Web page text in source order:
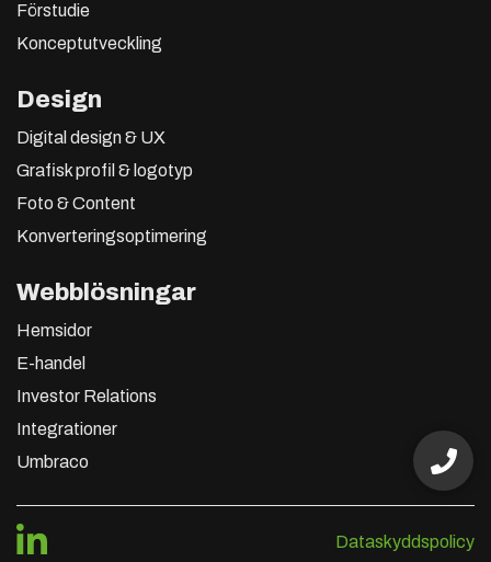
Förstudie
Konceptutveckling
Design
Digital design & UX
Grafisk profil & logotyp
Foto & Content
Konverteringsoptimering
Webblösningar
Hemsidor
E-handel
Investor Relations
Integrationer
Umbraco
Dataskyddspolicy